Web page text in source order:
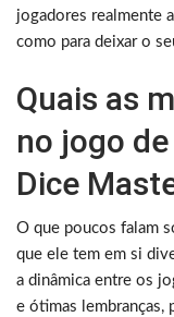
jogadores realmente
como para deixar o
Quais as
no jogo
Dice
O que poucos falam
que ele tem em si
a dinâmica entre os
e ótimas lembranças,